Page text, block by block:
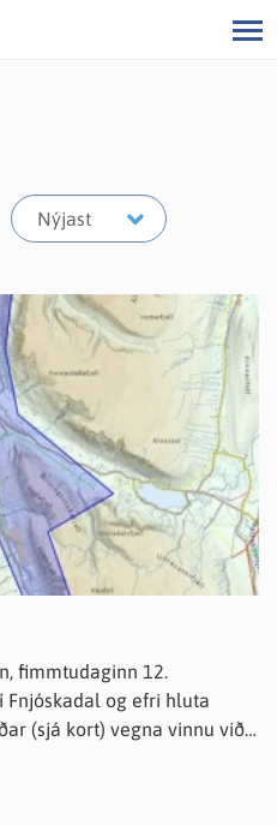
fimmtudaginn 12.
Fnjóskadal og efri hluta
(sjá kort) vegna vinnu við